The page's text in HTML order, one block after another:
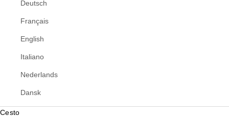
Deutsch
Français
English
Italiano
Nederlands
Dansk
Cesto